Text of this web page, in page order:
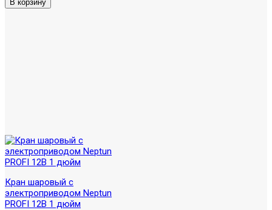
Кран шаровый с
электроприводом Neptun
PROFI 12В 1 дюйм